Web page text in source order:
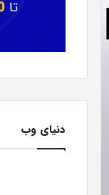
دنیای وب